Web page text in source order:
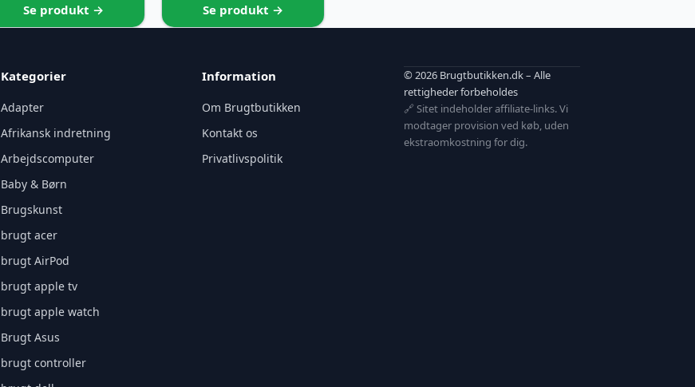
Se produkt → Se produkt →
Kategorier
Adapter
Afrikansk indretning
Arbejdscomputer
Baby & Børn
Brugskunst
brugt acer
brugt AirPod
brugt apple tv
brugt apple watch
Brugt Asus
brugt controller
Information
Om Brugtbutikken
Kontakt os
Privatlivspolitik
© 2026 Brugtbutikken.dk – Alle
rettigheder forbeholdes
🔗 Sitet indeholder affiliate-links. Vi
modtager provision ved køb, uden
ekstraomkostning for dig.